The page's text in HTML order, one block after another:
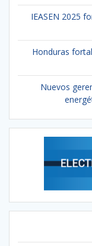
IEASEN 2025
Honduras
Nuevos